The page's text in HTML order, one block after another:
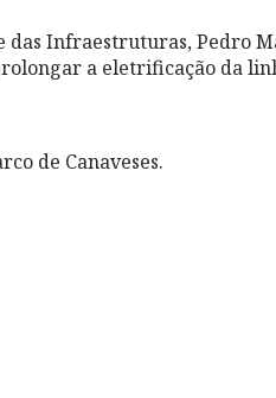
das Infraestruturas, Pedro
a eletrificação da
de Canaveses.